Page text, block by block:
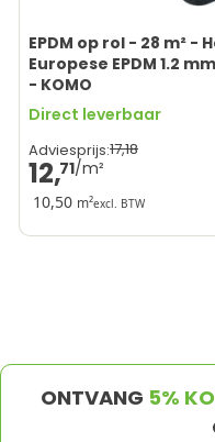
EPDM op rol - 28 m² -
Europese EPDM 1.2
- KOMO
Direct leverbaar
Adviesprijs:17,18
12,71
10,50 m²excl. BTW
ONTVANG 5%